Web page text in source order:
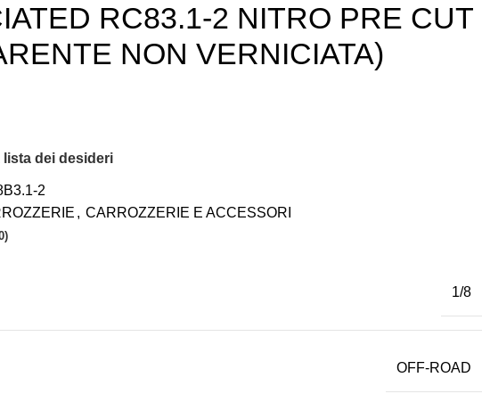
RC83.1-2 NITRO PRE CUT
NON VERNICIATA)
dei desideri
2
, CARROZZERIE E ACCESSORI
1/8
OFF-ROAD